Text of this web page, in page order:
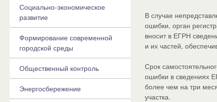
В случае
ошибки, орган
вносит в ЕГРН
и их частей,
Срок
ошибки в сведениях
более чем на три
участка.
Социально-экономическое
развитие
Формирование современной
городской среды
Общественный контроль
Энергосбережение